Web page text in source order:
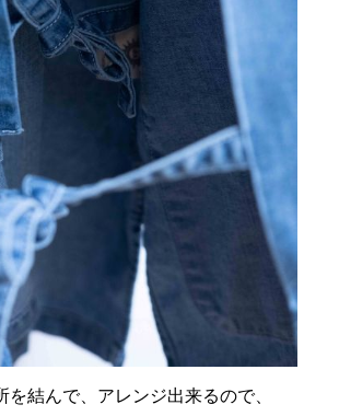
を結んで、アレンジ出来るので、